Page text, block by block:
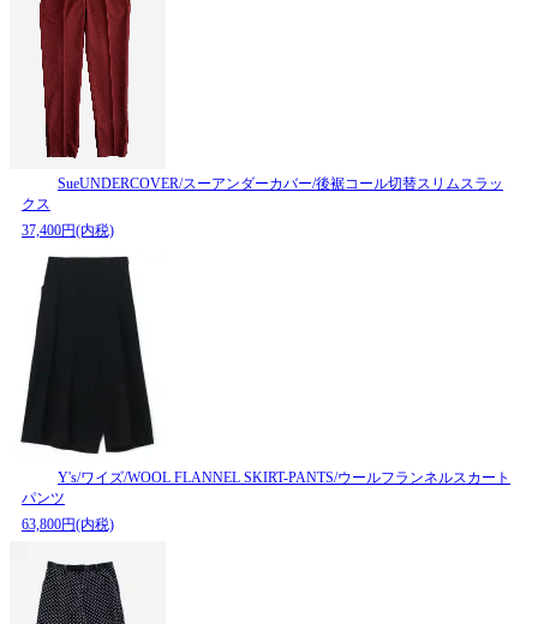
SueUNDERCOVER/スーアンダーカバー/後裾コール切替スリムスラッ
クス
37,400円(内税)
Y's/ワイズ/WOOL FLANNEL SKIRT-PANTS/ウールフランネルスカート
パンツ
63,800円(内税)